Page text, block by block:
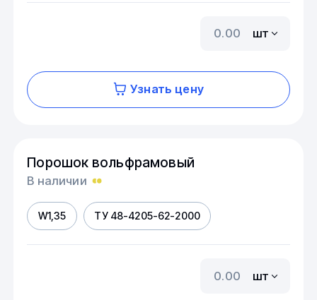
шт
Узнать цену
Порошок вольфрамовый
В наличии
W1,35 ТУ 48-4205-62-2000
шт